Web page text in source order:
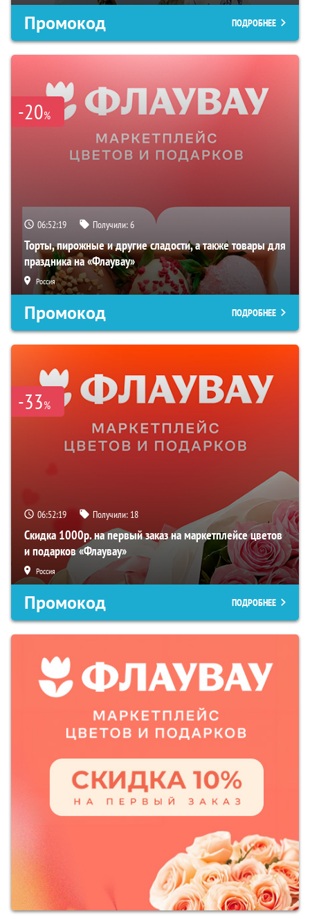
Промокод ПОДРОБНЕЕ
-20%
06:52:18 Получили:6
Торты, пирожные и другие сладости, а также товары для
праздника на «Флаувау»
Россия
Промокод ПОДРОБНЕЕ
-33%
06:52:18 Получили: 18
Скидка 1000р. на первый заказ на маркетплейсе цветов
и подарков «Флаувау»
Россия
Промокод ПОДРОБНЕЕ